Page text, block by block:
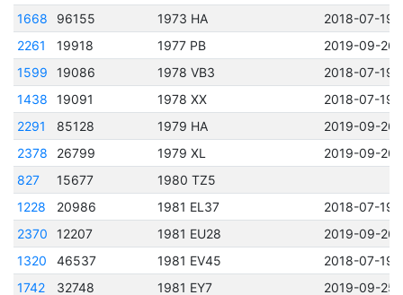
1668
96155 1973 HA
2018-07-19
2261
19918 1977 PB
2019-09-26
1599
19086 1978 VB3
2018-07-19
1438
19091 1978 XX
2018-07-19
2291
85128 1979 HA
2019-09-26
2378
26799 1979 XL
2019-09-26
827
15677
1980 TZ5
1228
20986 1981 EL37
2018-07-19
2370
12207 1981 EU28
2019-09-26
1320
46537 1981 EV45
2018-07-19
1742
32748 1981 EY7
2019-09-25